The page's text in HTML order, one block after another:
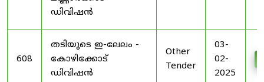
ഡിവിഷൻ
608
തടിയുടെ ഇ-ലേലം -
കോഴിക്കോട്
ഡിവിഷൻ
Other
Tender
03-
02-
2025